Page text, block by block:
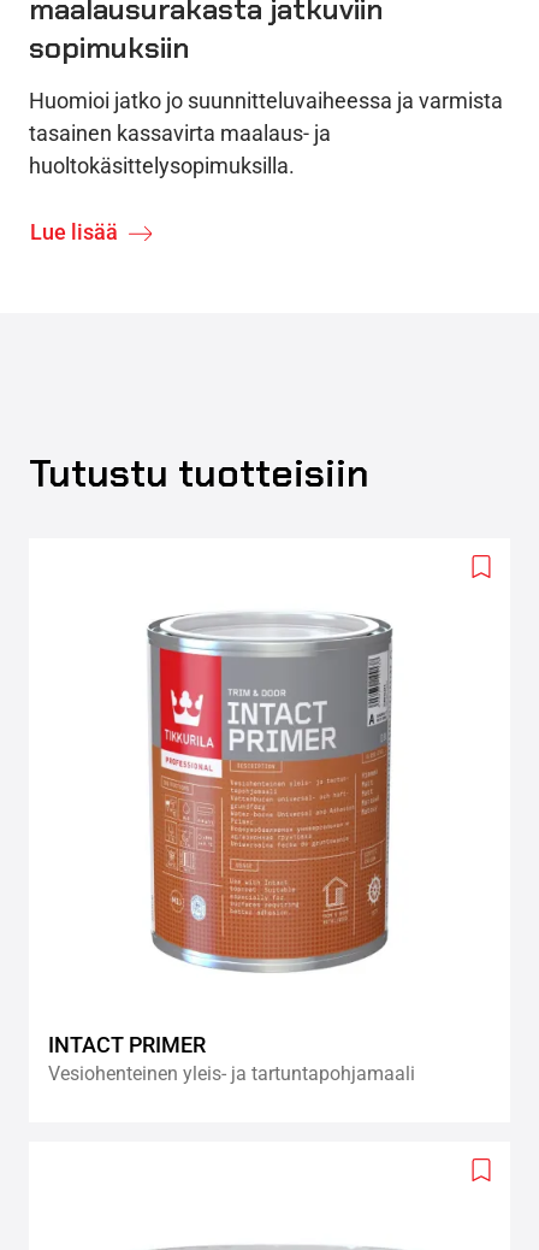
maalausurakasta jatkuviin
sopimuksiin
Huomioi jatko jo suunnitteluvaiheessa ja varmista
tasainen kassavirta maalaus- ja
huoltokäsittelysopimuksilla.
Lue lisää
Tutustu tuotteisiin
Add
INTACT PRIMER
Vesiohenteinen yleis- ja tartuntapohjamaali
Add